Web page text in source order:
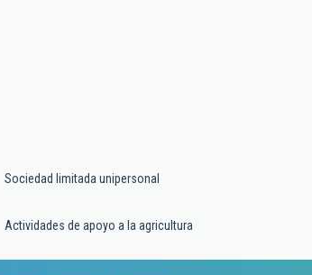
Sociedad limitada unipersonal
Actividades de apoyo a la agricultura